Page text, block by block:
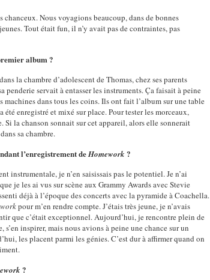
Nous voyagions beaucoup, dans de bonnes
Tout était fun, il n’y avait pas de contraintes, pas
album ?
la chambre d’adolescent de Thomas, chez ses parents
penderie servait à entasser les instruments. Ça faisait à peine
machines dans tous les coins. Ils ont fait l’album sur une table
enregistré et mixé sur place. Pour tester les morceaux,
Si la chanson sonnait sur cet appareil, alors elle sonnerait
sa chambre.
l’enregistrement deHomework ?
instrumentale, je n’en saisissais pas le potentiel. Je n’ai
je les ai vus sur scène aux Grammy Awards avec Stevie
déjà à l’époque des concerts avec la pyramide à Coachella.
pour m’en rendre compte. J’étais très jeune, je n’avais
que c’était exceptionnel. Aujourd’hui, je rencontre plein de
inspirer, mais nous avions à peine une chance sur un
les placent parmi les génies. C’est dur à affirmer quand on
?